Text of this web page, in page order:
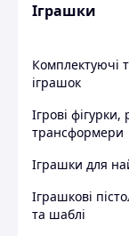
Іграшки
Комплектуючі
іграшок
Ігрові фігурки,
трансформери
Іграшки для
Іграшкові
та шаблі